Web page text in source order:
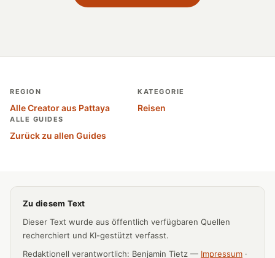
REGION
Alle Creator aus Pattaya
KATEGORIE
Reisen
ALLE GUIDES
Zurück zu allen Guides
Zu diesem Text
Dieser Text wurde aus öffentlich verfügbaren Quellen
recherchiert und KI-gestützt verfasst.
Redaktionell verantwortlich: Benjamin Tietz — Impressum ·